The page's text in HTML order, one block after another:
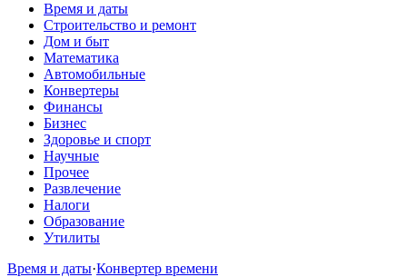
Время и даты
Строительство и ремонт
Дом и быт
Математика
Автомобильные
Конвертеры
Финансы
Бизнес
Здоровье и спорт
Научные
Прочее
Развлечение
Налоги
Образование
Утилиты
Время и даты·Конвертер времени